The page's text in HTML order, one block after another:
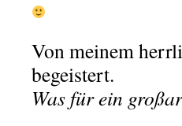
Von meinem
begeistert.
Was für ein